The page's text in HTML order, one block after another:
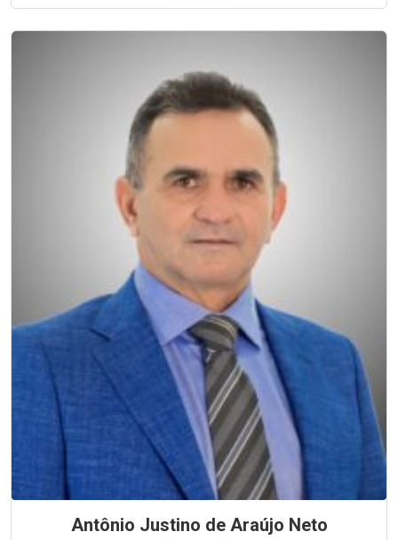
Antônio Justino de Araújo Neto